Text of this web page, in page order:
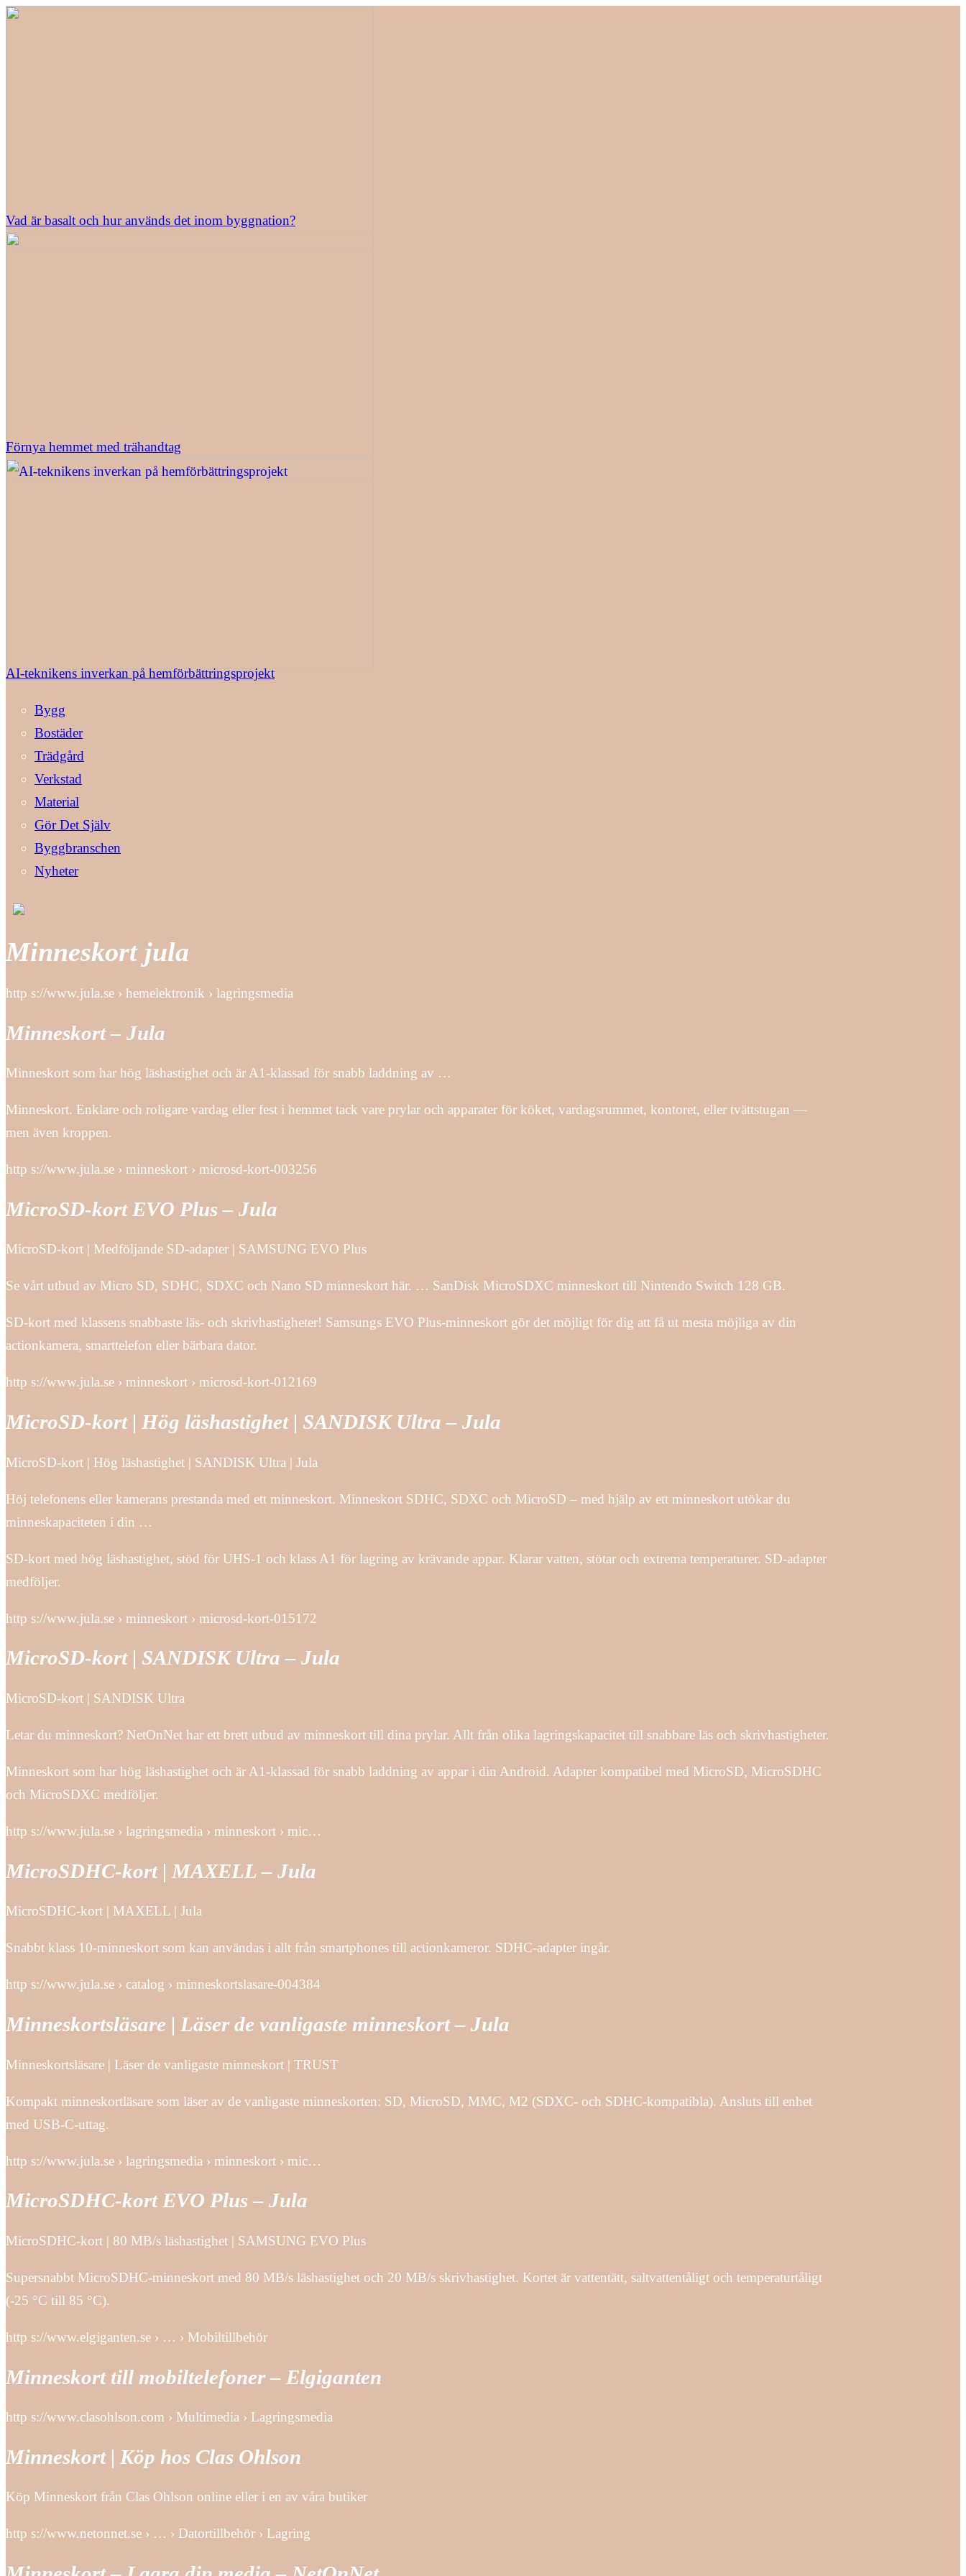
Vad är basalt och hur används det inom byggnation?
Förnya hemmet med trähandtag
AI-teknikens inverkan på hemförbättringsprojekt
Bygg
Bostäder
Trädgård
Verkstad
Material
Gör Det Själv
Byggbranschen
Nyheter
Minneskort jula
http s://www.jula.se › hemelektronik › lagringsmedia
Minneskort – Jula
Minneskort som har hög läshastighet och är A1-klassad för snabb laddning av …
Minneskort. Enklare och roligare vardag eller fest i hemmet tack vare prylar och apparater för köket, vardagsrummet, kontoret, eller tvättstugan —
men även kroppen.
http s://www.jula.se › minneskort › microsd-kort-003256
MicroSD-kort EVO Plus – Jula
MicroSD-kort | Medföljande SD-adapter | SAMSUNG EVO Plus
Se vårt utbud av Micro SD, SDHC, SDXC och Nano SD minneskort här. … SanDisk MicroSDXC minneskort till Nintendo Switch 128 GB.
SD-kort med klassens snabbaste läs- och skrivhastigheter! Samsungs EVO Plus-minneskort gör det möjligt för dig att få ut mesta möjliga av din
actionkamera, smarttelefon eller bärbara dator.
http s://www.jula.se › minneskort › microsd-kort-012169
MicroSD-kort | Hög läshastighet | SANDISK Ultra – Jula
MicroSD-kort | Hög läshastighet | SANDISK Ultra | Jula
Höj telefonens eller kamerans prestanda med ett minneskort. Minneskort SDHC, SDXC och MicroSD – med hjälp av ett minneskort utökar du
minneskapaciteten i din …
SD-kort med hög läshastighet, stöd för UHS-1 och klass A1 för lagring av krävande appar. Klarar vatten, stötar och extrema temperaturer. SD-adapter
medföljer.
http s://www.jula.se › minneskort › microsd-kort-015172
MicroSD-kort | SANDISK Ultra – Jula
MicroSD-kort | SANDISK Ultra
Letar du minneskort? NetOnNet har ett brett utbud av minneskort till dina prylar. Allt från olika lagringskapacitet till snabbare läs och skrivhastigheter.
Minneskort som har hög läshastighet och är A1-klassad för snabb laddning av appar i din Android. Adapter kompatibel med MicroSD, MicroSDHC
och MicroSDXC medföljer.
http s://www.jula.se › lagringsmedia › minneskort › mic…
MicroSDHC-kort | MAXELL – Jula
MicroSDHC-kort | MAXELL | Jula
Snabbt klass 10-minneskort som kan användas i allt från smartphones till actionkameror. SDHC-adapter ingår.
http s://www.jula.se › catalog › minneskortslasare-004384
Minneskortsläsare | Läser de vanligaste minneskort – Jula
Minneskortsläsare | Läser de vanligaste minneskort | TRUST
Kompakt minneskortläsare som läser av de vanligaste minneskorten: SD, MicroSD, MMC, M2 (SDXC- och SDHC-kompatibla). Ansluts till enhet
med USB-C-uttag.
http s://www.jula.se › lagringsmedia › minneskort › mic…
MicroSDHC-kort EVO Plus – Jula
MicroSDHC-kort | 80 MB/s läshastighet | SAMSUNG EVO Plus
Supersnabbt MicroSDHC-minneskort med 80 MB/s läshastighet och 20 MB/s skrivhastighet. Kortet är vattentätt, saltvattentåligt och temperaturtåligt
(-25 °C till 85 °C).
http s://www.elgiganten.se › … › Mobiltillbehör
Minneskort till mobiltelefoner – Elgiganten
http s://www.clasohlson.com › Multimedia › Lagringsmedia
Minneskort | Köp hos Clas Ohlson
Köp Minneskort från Clas Ohlson online eller i en av våra butiker
http s://www.netonnet.se › … › Datortillbehör › Lagring